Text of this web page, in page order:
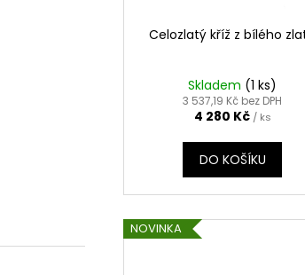
Celozlatý kříž z bílého
Skladem (1 ks)
3 537,19 Kč bez DPH
4 280 Kč / ks
DO KOŠÍKU
NOVINKA